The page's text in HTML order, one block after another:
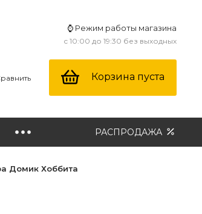
⌚ Режим работы магазина
с 10:00 до 19:30 без выходных
Корзина пуста
РАСПРОДАЖА
Домик Хоббита